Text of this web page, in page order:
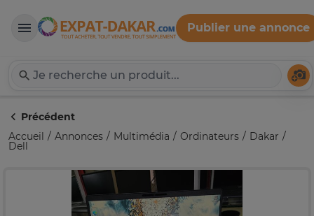
Expat-Dakar
Publier une annonce
Précédent
Accueil
Annonces Multimédia Ordinateurs Dakar
Dell